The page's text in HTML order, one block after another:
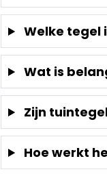
Welke tegel
Wat is
Zijn
Hoe werkt